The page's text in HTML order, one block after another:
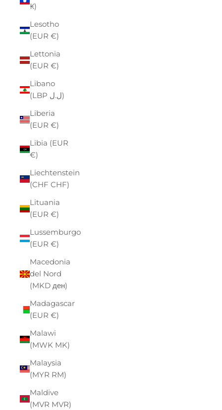
₭)
Lesotho
(EUR €)
Lettonia
(EUR €)
Libano
(LBP ل.ل)
Liberia
(EUR €)
Libia (EUR
€)
Liechtenstein
(CHF CHF)
Lituania
(EUR €)
Lussemburgo
(EUR €)
Macedonia
del Nord
(MKD ден)
Madagascar
(EUR €)
Malawi
(MWK MK)
Malaysia
(MYR RM)
Maldive
(MVR MVR)